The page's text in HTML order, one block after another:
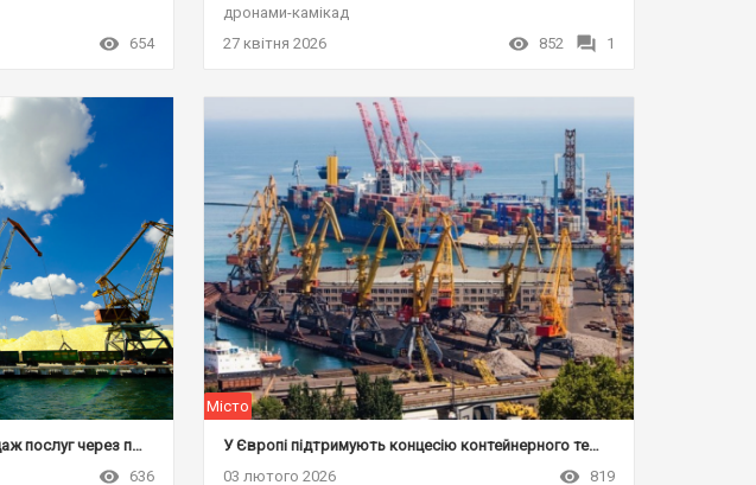
654
дронами-камікад
27 квітня 2026
852 1
Порт Чорноморська почав продаж послуг через популярну онлайн-платформу
636
Місто
У Європі підтримують концесію контейнерного терміналу МТП "Чорноморськ"
03 лютого 2026
819